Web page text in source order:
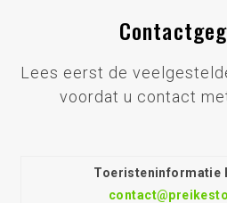
Lees eerst de
voordat u contact
Toeristeninformatie